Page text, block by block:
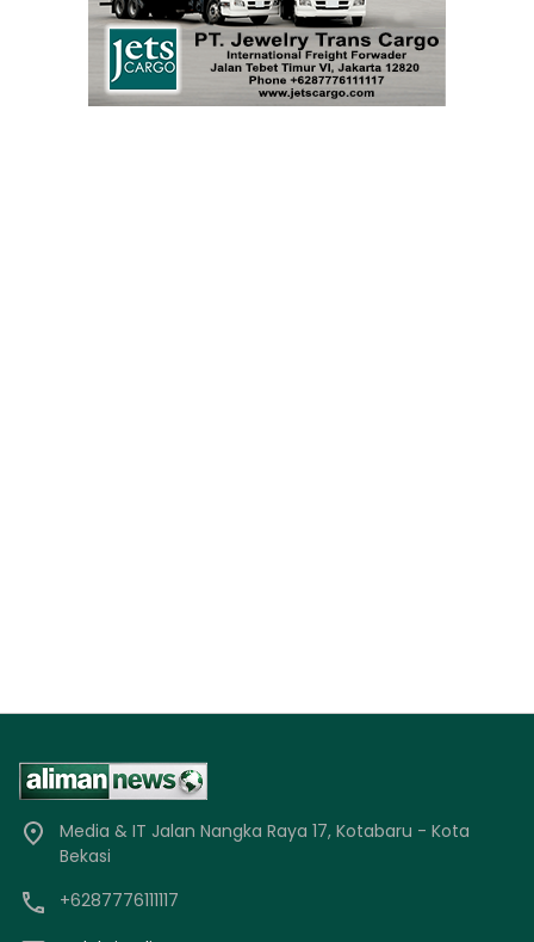
Media & IT Jalan Nangka Raya 17, Kotabaru - Kota
Bekasi
+6287776111117